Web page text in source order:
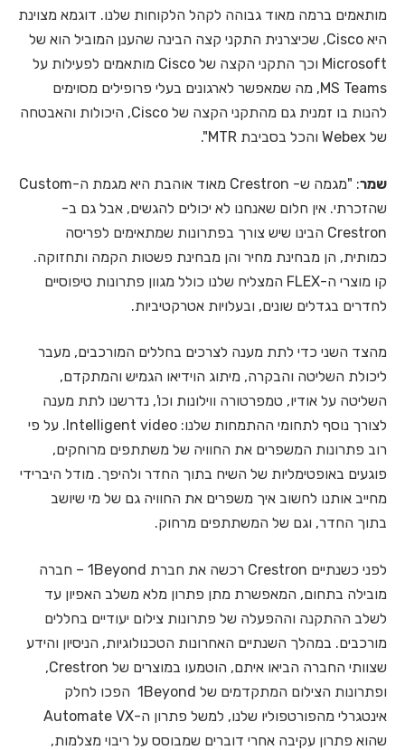
מותאמים ברמה מאוד גבוהה לקהל הלקוחות שלנו. דוגמא מצוינת
היא Cisco, שכיצרנית התקני קצה הבינה שהענן המוביל הוא של
Microsoft וכך התקני הקצה של Cisco מותאמים לפעילות על
MS Teams, מה שמאפשר לארגונים בעלי פרופילים מסוימים
להנות בו זמנית גם מהתקני הקצה של Cisco, היכולות והאבטחה
של Webex והכל בסביבת MTR".
שמר
: "מגמה ש- Crestron מאוד אוהבת היא מגמת ה-Custom
שהזכרתי. אין חלום שאנחנו לא יכולים להגשים, אבל גם ב-
Crestron הבינו שיש צורך בפתרונות שמתאימים לפריסה
כמותית, הן מבחינת מחיר והן מבחינת פשטות הקמה ותחזוקה.
קו מוצרי ה-FLEX המצליח שלנו כולל מגוון פתרונות טיפוסיים
לחדרים בגדלים שונים, ובעלויות אטרקטיביות.
מהצד השני כדי לתת מענה לצרכים בחללים המורכבים, מעבר
ליכולת השליטה והבקרה, מיתוג הוידיאו הגמיש והמתקדם,
השליטה על אודיו, טמפרטורה ווילונות וכו', נדרשנו לתת מענה
לצורך נוסף לתחומי ההתמחות שלנו: Intelligent video. על פי
רוב פתרונות המשפרים את החוויה של משתתפים מרוחקים,
פוגעים באופטימליות של השיח בתוך החדר ולהיפך. מודל היברידי
מחייב אותנו לחשוב איך משפרים את החוויה גם של מי שיושב
בתוך החדר, וגם של המשתתפים מרחוק.
לפני כשנתיים Crestron רכשה את חברת 1Beyond – חברה
מובילה בתחום, המאפשרת מתן פתרון מלא משלב האפיון עד
לשלב ההתקנה וההפעלה של פתרונות צילום יעודיים בחללים
מורכבים. במהלך השנתיים האחרונות הטכנולוגיות, הניסיון והידע
שצוותי החברה הביאו איתם, הוטמעו במוצרים של Crestron,
ופתרונות הצילום המתקדמים של 1Beyond הפכו לחלק
אינטגרלי מהפורטפוליו שלנו, למשל פתרון ה-Automate VX
שהוא פתרון עקיבה אחרי דוברים שמבוסס על ריבוי מצלמות,